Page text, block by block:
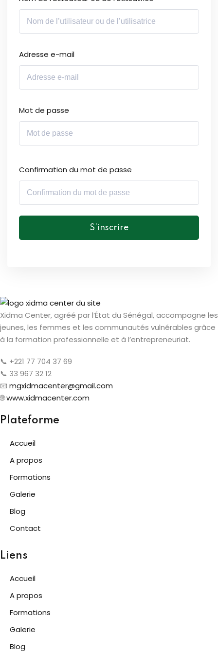
Adresse e-mail
Mot de passe
Confirmation du mot de passe
S’inscrire
Xidma Center, agréé par l’État du Sénégal, accompagne les
jeunes, les femmes et les communautés vulnérables grâce
à la formation professionnelle et à l’entrepreneuriat.
📞 +221 77 704 37 69
📞 33 967 32 12
📧 mgxidmacenter@gmail.com
🌐www.xidmacenter.com
Plateforme
Accueil
A propos
Formations
Galerie
Blog
Contact
Liens
Accueil
A propos
Formations
Galerie
Blog
Sign up
Already have an account?Sign in